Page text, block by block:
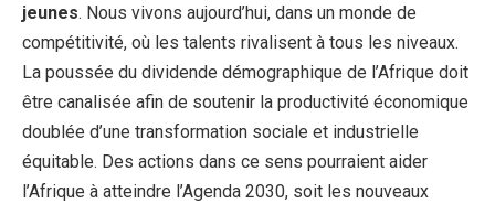
jeunes. Nous vivons aujourd’hui, dans un monde de
compétitivité, où les talents rivalisent à tous les niveaux.
La poussée du dividende démographique de l’Afrique doit
être canalisée afin de soutenir la productivité économique
doublée d’une transformation sociale et industrielle
équitable. Des actions dans ce sens pourraient aider
l’Afrique à atteindre l’Agenda 2030, soit les nouveaux